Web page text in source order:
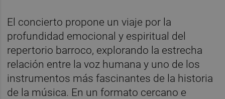
El concierto propone un viaje por la
profundidad emocional y espiritual del
repertorio barroco, explorando la estrecha
relación entre la voz humana y uno de los
instrumentos más fascinantes de la historia
de la música. En un formato cercano e